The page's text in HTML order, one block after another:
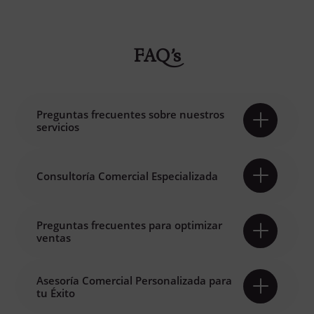
FAQ’s
Preguntas frecuentes sobre nuestros
servicios
Consultoría Comercial Especializada
Preguntas frecuentes para optimizar
ventas
Asesoría Comercial Personalizada para
tu Éxito